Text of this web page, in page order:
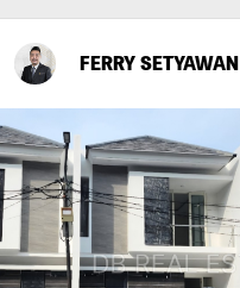
FERRY SETYAWAN